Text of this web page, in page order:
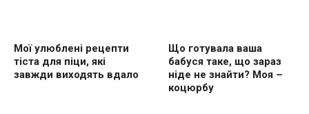
Мої улюблені рецепти
тіста для піци, які
завжди виходять вдало
Що готувала ваша
бабуся таке, що зараз
ніде не знайти? Моя –
коцюрбу